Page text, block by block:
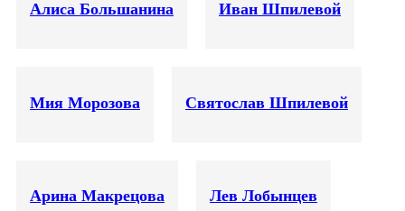
Алиса Большанина Иван Шпилевой
Мия Морозова Святослав Шпилевой
Арина Макрецова Лев Лобынцев